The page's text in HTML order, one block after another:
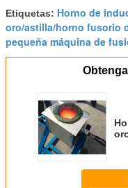
Etiquetas: Horno de
oro/astilla/horno fusorio
pequeña máquina de